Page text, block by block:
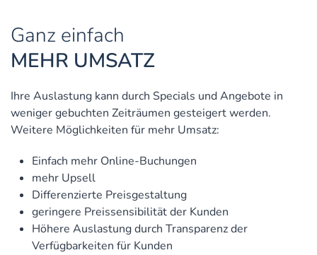
Ganz einfach
MEHR UMSATZ
Ihre Auslastung kann durch Specials und Angebote in
weniger gebuchten Zeiträumen gesteigert werden.
Weitere Möglichkeiten für mehr Umsatz:
Einfach mehr Online-Buchungen
mehr Upsell
Differenzierte Preisgestaltung
geringere Preissensibilität der Kunden
Höhere Auslastung durch Transparenz der
Verfügbarkeiten für Kunden